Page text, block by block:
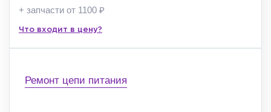
+ запчасти от 1100 ₽
Что входит в цену?
Ремонт цепи питания